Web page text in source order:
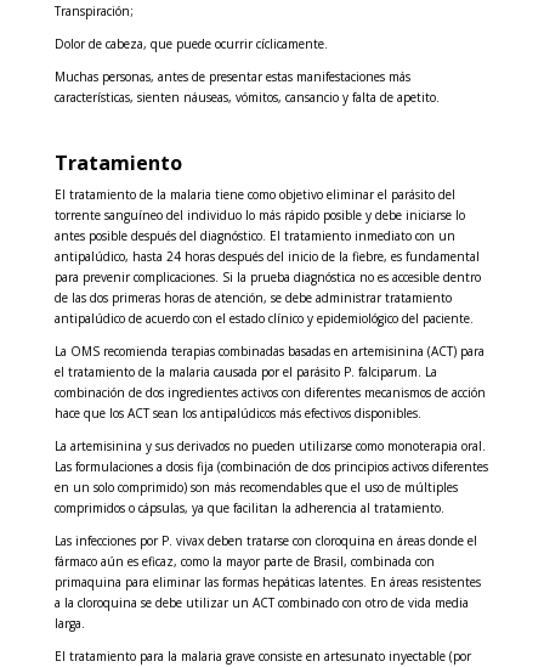
Transpiración;
Dolor de cabeza, que puede ocurrir cíclicamente.
Muchas personas, antes de presentar estas manifestaciones más
características, sienten náuseas, vómitos, cansancio y falta de apetito.
Tratamiento
El tratamiento de la malaria tiene como objetivo eliminar el parásito del
torrente sanguíneo del individuo lo más rápido posible y debe iniciarse lo
antes posible después del diagnóstico. El tratamiento inmediato con un
antipalúdico, hasta 24 horas después del inicio de la fiebre, es fundamental
para prevenir complicaciones. Si la prueba diagnóstica no es accesible dentro
de las dos primeras horas de atención, se debe administrar tratamiento
antipalúdico de acuerdo con el estado clínico y epidemiológico del paciente.
La OMS recomienda terapias combinadas basadas en artemisinina (ACT) para
el tratamiento de la malaria causada por el parásito P. falciparum. La
combinación de dos ingredientes activos con diferentes mecanismos de acción
hace que los ACT sean los antipalúdicos más efectivos disponibles.
La artemisinina y sus derivados no pueden utilizarse como monoterapia oral.
Las formulaciones a dosis fija (combinación de dos principios activos diferentes
en un solo comprimido) son más recomendables que el uso de múltiples
comprimidos o cápsulas, ya que facilitan la adherencia al tratamiento.
Las infecciones por P. vivax deben tratarse con cloroquina en áreas donde el
fármaco aún es eficaz, como la mayor parte de Brasil, combinada con
primaquina para eliminar las formas hepáticas latentes. En áreas resistentes
a la cloroquina se debe utilizar un ACT combinado con otro de vida media
larga.
El tratamiento para la malaria grave consiste en artesunato inyectable (por